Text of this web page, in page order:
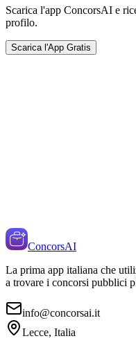
Scarica l'app ConcorsAI e
profilo.
Scarica l'App Gratis
ConcorsAI
La prima app italiana che
a trovare i concorsi pubblici
info@concorsai.it
Lecce, Italia